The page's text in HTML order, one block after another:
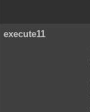
execute11